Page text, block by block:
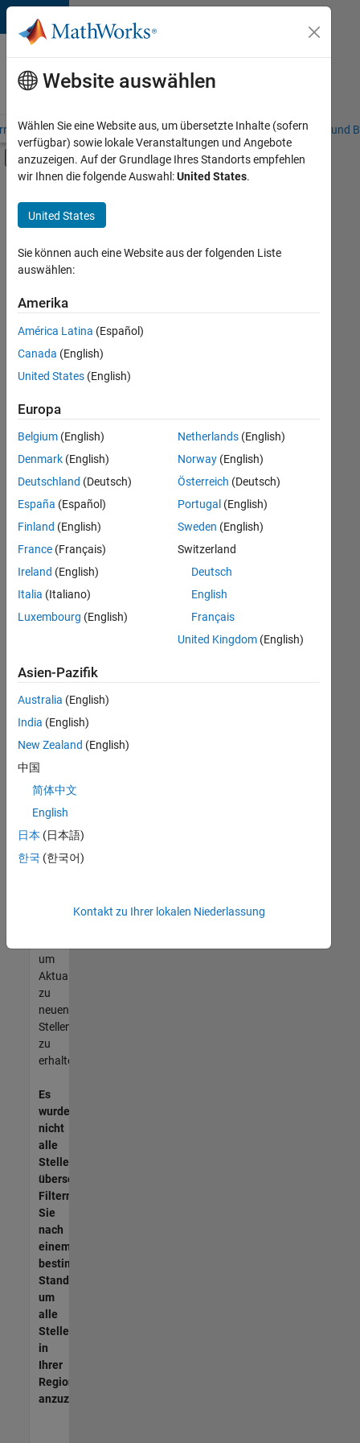
Weiter zum Inhalt
Karriere
bei
MathWorks
– Übersicht Stellensuche Niederlassungen Studierende und
Umschaltung für Off-Canvas-
Hauptinhalt
Program Management
Software Process Engineering
Web Applications and Services
+2
Derzeit
es
keine
offenen
Stellen,
Ihren
Suchkriterien
entsprechen.
können
die
Suchkriterien
weiter
fassen
oder
alle
Stellenangebote
anzeigen .
noch
keine
offenen
Stellen
können,
die
Ihren
entsprechen,
werden
unseres
um
Aktualisierungen
zu
neuen
Stellenangeboten
zu
erhalten.
Es
wurden
nicht
alle
Stellen
übersetzt.
Filtern
Sie
nach
einem
bestimmten
Standort,
um
alle
Stellenangebote
in
Ihrer
Region
anzuzeigen.
Website auswählen
Wählen Sie eine Website aus, um übersetzte Inhalte (sofern
verfügbar) sowie lokale Veranstaltungen und Angebote
anzuzeigen. Auf der Grundlage Ihres Standorts empfehlen
wir Ihnen die folgende Auswahl:United States.
United States
Sie können auch eine Website aus der folgenden Liste
auswählen:
Amerika
América Latina (Español)
Canada (English)
United States (English)
Europa
Belgium (English)
Denmark (English)
Deutschland (Deutsch)
España (Español)
Finland (English)
France (Français)
Ireland (English)
Italia (Italiano)
Luxembourg (English)
Netherlands(English)
Norway(English)
Österreich (Deutsch)
Portugal (English)
Sweden (English)
Switzerland
Deutsch
English
Français
United Kingdom(English)
Asien-Pazifik
Australia (English)
India (English)
New Zealand (English)
中国
简体中文
English
日本 (日本語)
한국 (한국어)
Kontakt zu Ihrer lokalen Niederlassung